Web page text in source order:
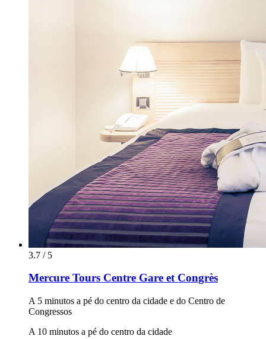
3.7 / 5
Mercure Tours Centre Gare et Congrès
A 5 minutos a pé do centro da cidade e do Centro de
Congressos
A 10 minutos a pé do centro da cidade